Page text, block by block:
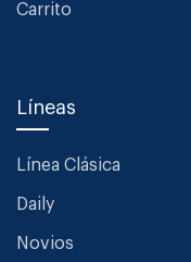
Carrito
Líneas
Línea Clásica
Daily
Novios